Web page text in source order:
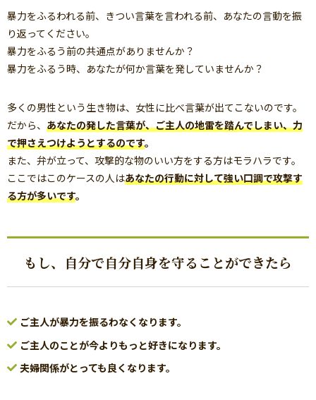
暴力をふるわれる前、きつい言葉を言われる前、あなたの言動を振
り返ってください。
暴力をふるう前の共通点がありませんか？
暴力をふるう時、あなたが何か言葉を発していませんか？
多くの男性という生き物は、女性に比べ言葉が出てこないのです。
だから、 あなたの発した言葉が、ご主人の地雷を踏んでしまい、力
で押さえつけようとするのです。
また、弁が立って、攻撃的な物のいい方をする方はモラハラです。
ここではこのケースの人はあなたの行動に対して強い口調で攻撃す
る方が多いです。
もし、自分で自分自身を守ることができたら
ご主人が暴力を振るわなくなります。
ご主人のことが今よりもっと好きになります。
夫婦関係がとっても良くなります。